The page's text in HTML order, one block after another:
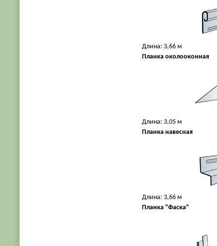
Длина: 3,66 м
Планка околооконная
Длина: 3,05 м
Планка навесная
Длина: 3,66 м
Планка "Фаска"